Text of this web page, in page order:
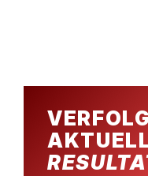
FANCLUB
KONTAKT